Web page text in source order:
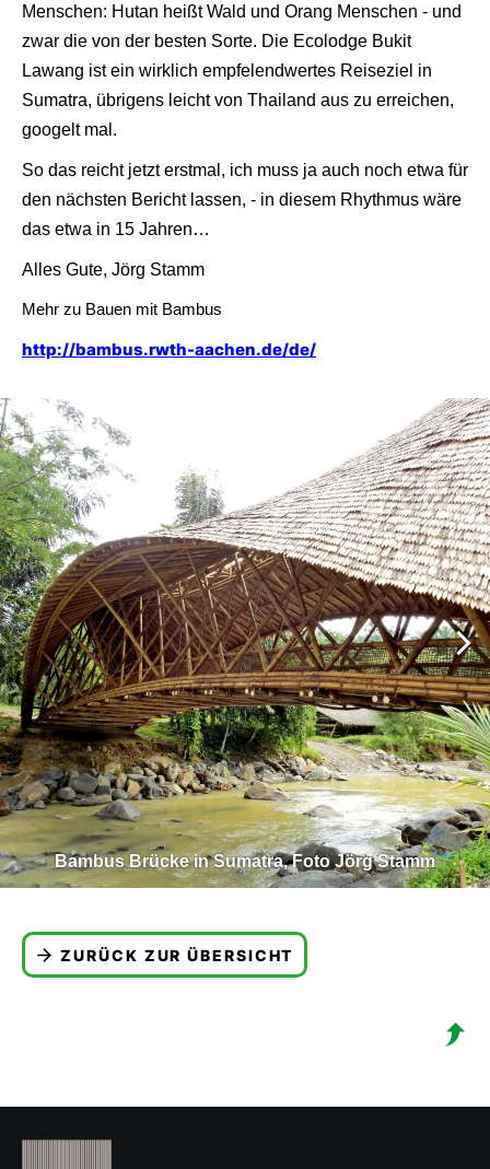
Menschen: Hutan heißt Wald und Orang Menschen - und
zwar die von der besten Sorte. Die Ecolodge Bukit
Lawang ist ein wirklich empfelendwertes Reiseziel in
Sumatra, übrigens leicht von Thailand aus zu erreichen,
googelt mal.
So das reicht jetzt erstmal, ich muss ja auch noch etwa für
den nächsten Bericht lassen, - in diesem Rhythmus wäre
das etwa in 15 Jahren…
Alles Gute, Jörg Stamm
Mehr zu Bauen mit Bambus
http://bambus.rwth-aachen.de/de/
Bambus Brücke in Sumatra, Foto Jörg Stamm
ZURÜCK ZUR ÜBERSICHT